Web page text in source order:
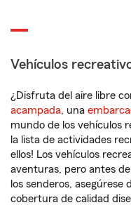
Vehículos
¿Disfruta del aire libre
acampada, una
mundo de los vehículos
la lista de actividades
ellos! Los vehículos
aventuras, pero antes
los senderos, asegúrese
cobertura de calidad